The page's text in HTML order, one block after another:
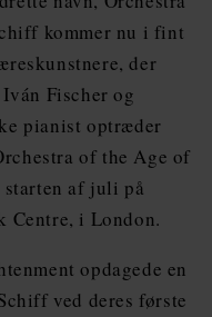
kommer nu i fint
der
Fischer og
pianist optræder
of the Age of
af juli på
Centre, i London.
opdagede en
ved deres første